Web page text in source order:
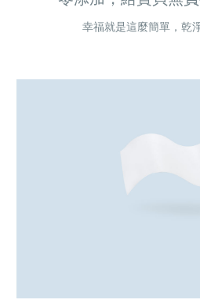
幸福就是這麼簡單，乾